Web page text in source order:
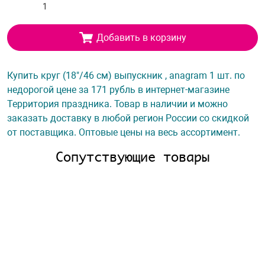
Добавить в корзину
Купить круг (18"/46 см) выпускник , anagram 1 шт. по
недорогой цене за 171 рубль в интернет-магазине
Территория праздника. Товар в наличии и можно
заказать доставку в любой регион России со скидкой
от поставщика. Оптовые цены на весь ассортимент.
Сопутствующие товары